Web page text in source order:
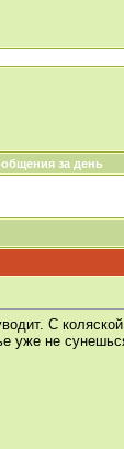
за день
С
уже не